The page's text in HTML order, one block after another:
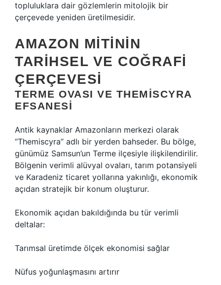
topluluklara dair gözlemlerin mitolojik bir
çerçevede yeniden üretilmesidir.
AMAZON MITININ
TARIHSEL VE COĞRAFI
ÇERÇEVESI
TERME OVASI VE THEMISCYRA
EFSANESI
Antik kaynaklar Amazonların merkezi olarak
“Themiscyra” adlı bir yerden bahseder. Bu bölge,
günümüz Samsun’un Terme ilçesiyle ilişkilendirilir.
Bölgenin verimli alüvyal ovaları, tarım potansiyeli
ve Karadeniz ticaret yollarına yakınlığı, ekonomik
açıdan stratejik bir konum oluşturur.
Ekonomik açıdan bakıldığında bu tür verimli
deltalar:
Tarımsal üretimde ölçek ekonomisi sağlar
Nüfus yoğunlaşmasını artırır